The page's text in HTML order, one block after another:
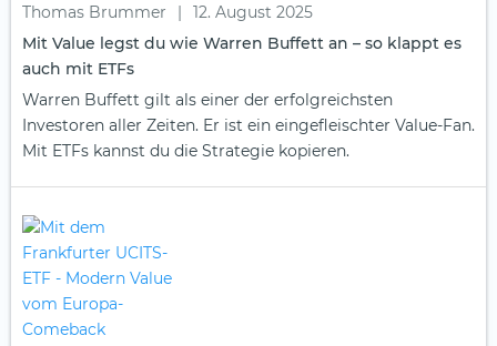
Thomas Brummer |
12. August 2025
Mit Value legst du wie Warren Buffett an – so klappt es
auch mit ETFs
Warren Buffett gilt als einer der erfolgreichsten
Investoren aller Zeiten. Er ist ein eingefleischter Value-Fan.
Mit ETFs kannst du die Strategie kopieren.